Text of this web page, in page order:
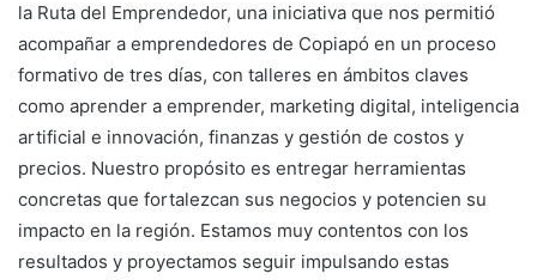
la Ruta del Emprendedor, una iniciativa que nos permitió
acompañar a emprendedores de Copiapó en un proceso
formativo de tres días, con talleres en ámbitos claves
como aprender a emprender, marketing digital, inteligencia
artificial e innovación, finanzas y gestión de costos y
precios. Nuestro propósito es entregar herramientas
concretas que fortalezcan sus negocios y potencien su
impacto en la región. Estamos muy contentos con los
resultados y proyectamos seguir impulsando estas